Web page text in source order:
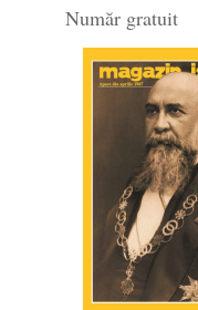
Număr gratuit